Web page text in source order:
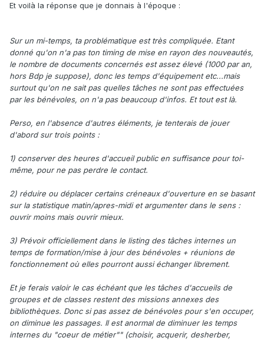
Et voilà la réponse que je donnais à l'époque :
Sur un mi-temps, ta problématique est très compliquée. Etant
donné qu'on n'a pas ton timing de mise en rayon des nouveautés,
le nombre de documents concernés est assez élevé (1000 par an,
hors Bdp je suppose), donc les temps d'équipement etc...mais
surtout qu'on ne sait pas quelles tâches ne sont pas effectuées
par les bénévoles, on n'a pas beaucoup d'infos. Et tout est là.
Perso, en l'absence d'autres éléments, je tenterais de jouer
d'abord sur trois points :
1) conserver des heures d'accueil public en suffisance pour toi-
même, pour ne pas perdre le contact.
2) réduire ou déplacer certains créneaux d'ouverture en se basant
sur la statistique matin/apres-midi et argumenter dans le sens :
ouvrir moins mais ouvrir mieux.
3) Prévoir officiellement dans le listing des tâches internes un
temps de formation/mise à jour des bénévoles + réunions de
fonctionnement où elles pourront aussi échanger librement.
Et je ferais valoir le cas échéant que les tâches d'accueils de
groupes et de classes restent des missions annexes des
bibliothèques. Donc si pas assez de bénévoles pour s'en occuper,
on diminue les passages. Il est anormal de diminuer les temps
internes du "coeur de métier"" (choisir, acquerir, desherber,